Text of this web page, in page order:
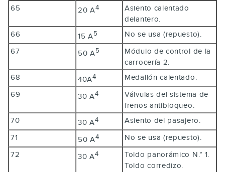
65
20 A4
Asiento calentado
delantero.
66
15 A5
No se usa (repuesto).
67
50 A5
Módulo de control de la
carrocería 2.
68
40A4
Medallón calentado.
69
30 A4
Válvulas del sistema de
frenos antibloqueo.
70
30 A4
Asiento del pasajero.
71
50 A4
No se usa (repuesto).
72
30 A4
Toldo panorámico N.° 1.
Toldo corredizo.